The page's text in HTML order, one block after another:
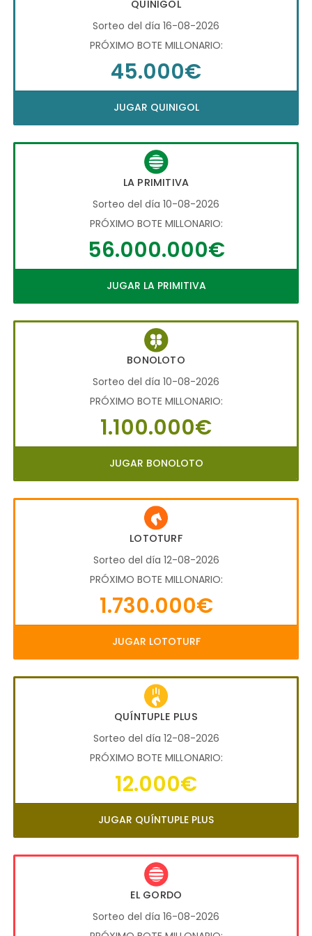
QUINIGOL
Sorteo del día 16-08-2026
PRÓXIMO BOTE MILLONARIO:
45.000€
JUGAR QUINIGOL
LA PRIMITIVA
Sorteo del día 10-08-2026
PRÓXIMO BOTE MILLONARIO:
56.000.000€
JUGAR LA PRIMITIVA
BONOLOTO
Sorteo del día 10-08-2026
PRÓXIMO BOTE MILLONARIO:
1.100.000€
JUGAR BONOLOTO
LOTOTURF
Sorteo del día 12-08-2026
PRÓXIMO BOTE MILLONARIO:
1.730.000€
JUGAR LOTOTURF
QUÍNTUPLE PLUS
Sorteo del día 12-08-2026
PRÓXIMO BOTE MILLONARIO:
12.000€
JUGAR QUÍNTUPLE PLUS
EL GORDO
Sorteo del día 16-08-2026